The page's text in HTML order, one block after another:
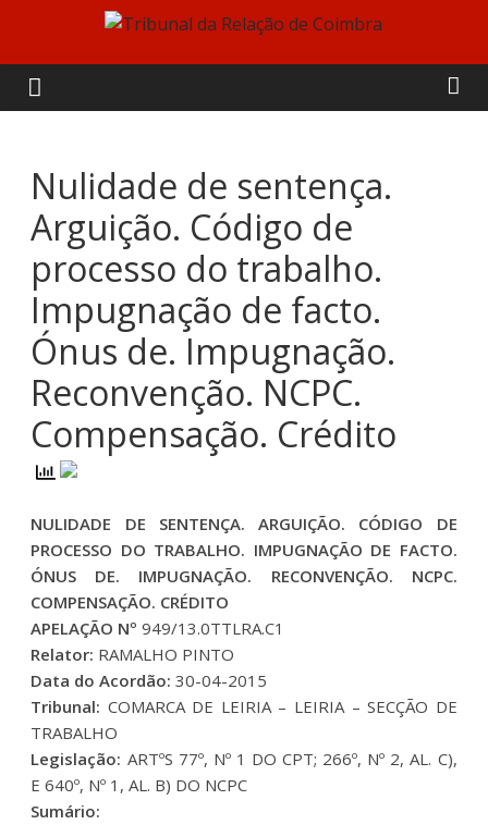
content
Tribunal
da
Relação
de
Coimbra
Nulidade de sentença.
Arguição. Código de
processo do trabalho.
Impugnação de facto.
Ónus de. Impugnação.
Reconvenção. NCPC.
Compensação. Crédito
NULIDADE DE SENTENÇA. ARGUIÇÃO. CÓDIGO DE
PROCESSO DO TRABALHO. IMPUGNAÇÃO DE FACTO.
ÓNUS DE. IMPUGNAÇÃO. RECONVENÇÃO. NCPC.
COMPENSAÇÃO. CRÉDITO
APELAÇÃO Nº949/13.0TTLRA.C1
Relator: RAMALHO PINTO
Data do Acordão:30-04-2015
Tribunal: COMARCA DE LEIRIA – LEIRIA – SECÇÃO DE
TRABALHO
Legislação: ARTºS 77º, Nº 1 DO CPT; 266º, Nº 2, AL. C),
E 640º, Nº 1, AL. B) DO NCPC
Sumário: